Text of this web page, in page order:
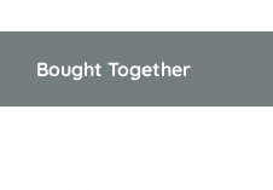
Bought Together